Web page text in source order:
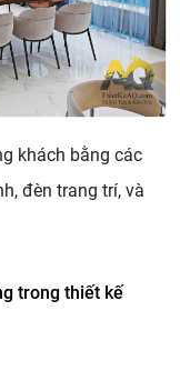
khách bằng các
đèn trang trí, và
trong thiết kế